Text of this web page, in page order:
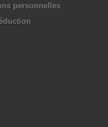
personnelles